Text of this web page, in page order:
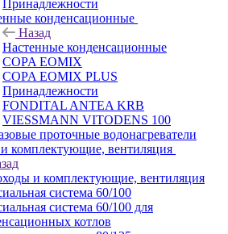
Принадлежности
конденсационные
Назад
Настенные конденсационные
COPA EOMIX
COPA EOMIX PLUS
Принадлежности
FONDITAL ANTEA KRB
VIESSMANN VITODENS 100
проточные водонагреватели
комплектующие, вентиляция
и комплектующие, вентиляция
система 60/100
система 60/100 для
котлов